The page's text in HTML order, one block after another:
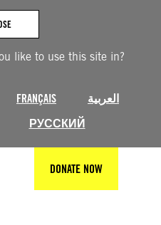
like to use this site in?
FRANÇAIS
العربية
РУССКИЙ
DONATE NOW